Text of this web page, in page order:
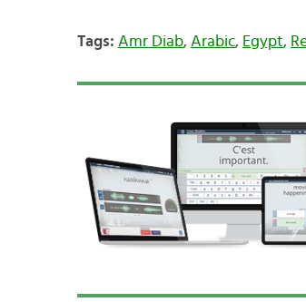
Tags: Amr Diab, Arabic, Egypt,